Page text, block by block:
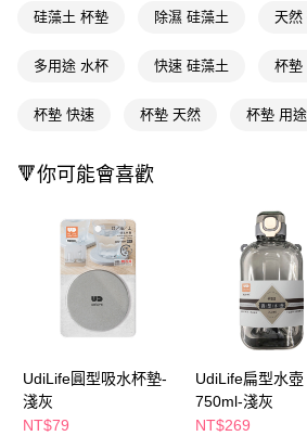
【「AFTEE先享後付」結帳流程】
２．訂單成立數日內，您將收到繳費通知簡訊。
ATM／網路銀行／等多元方式進行付款，方視為
後付繳納相關費用。
※ 交易是否成功請以「AFTEE先享後付 」之結
是否繳費成功／繳費後需取消欲退款等相關疑問
客戶支援中心」https://
【注意事項】
１．透過由恩沛科技股份有限公司提供之「
易，需依本服務之必要範圍內提供個人資料，並
權轉讓予恩沛科技股份有限公司。
２．關於個人資料處理事宜，請瀏覽以下網址：
３．未成年的使用者請事先徵得法定代理人或監
「AFTEE先享後付」，若未經同意申辦者引起之
任。
每筆NT$65，滿NT$390(含以上)免運費
萊爾富取貨付款
付款後萊爾富取貨
每筆NT$65，滿NT$490(含以上)免運費
7-11取貨付款
每筆NT$65，滿NT$490(含以上)免運費
付款後7-11取貨
宅配(本島)
每筆NT$100，滿NT$790(含以上)免運費
硅藻土 杯墊 除濕 硅藻土 天然
多用途 水杯 快速 硅藻土 杯墊
杯墊 快速 杯墊 天然 杯墊 用途
🔻你可能會喜歡
UdiLife圓型吸水杯墊-
淺灰
NT$79
UdiLife扁型水壺
750ml-淺灰
NT$269